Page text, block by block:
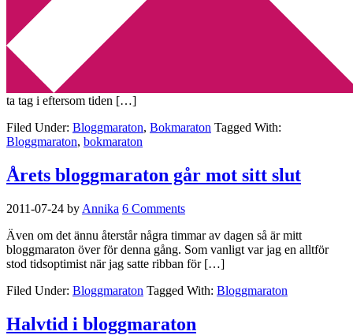
Bloggmaraton byter skepnad
2012-01-17 Annika
Jag vet att vi är många inom bloggvärlden som är fullkomligt
överösta av böcker som vi så gärna vill läsa men som vi inte hinner
ta tag i eftersom tiden […]
Filed Under: Bloggmaraton, Bokmaraton Tagged With:
Bloggmaraton, bokmaraton
Årets bloggmaraton går mot sitt slut
2011-07-24 by Annika 6 Comments
Även om det ännu återstår några timmar av dagen så är mitt
bloggmaraton över för denna gång. Som vanligt var jag en alltför
stod tidsoptimist när jag satte ribban för […]
Filed Under: Bloggmaraton Tagged With: Bloggmaraton
Halvtid i bloggmaraton